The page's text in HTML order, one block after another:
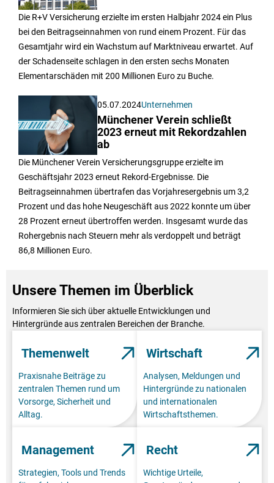
Die R+V Versicherung erzielte im ersten Halbjahr 2024 ein Plus
bei den Beitragseinnahmen von rund einem Prozent. Für das
Gesamtjahr wird ein Wachstum auf Marktniveau erwartet. Auf
der Schadenseite schlagen in den ersten sechs Monaten
Elementarschäden mit 200 Millionen Euro zu Buche.
05.07.2024Unternehmen
Münchener Verein schließt
2023 erneut mit Rekordzahlen
ab
Die Münchener Verein Versicherungsgruppe erzielte im
Geschäftsjahr 2023 erneut Rekord-Ergebnisse. Die
Beitragseinnahmen übertrafen das Vorjahresergebnis um 3,2
Prozent und das hohe Neugeschäft aus 2022 konnte um über
28 Prozent erneut übertroffen werden. Insgesamt wurde das
Rohergebnis nach Steuern mehr als verdoppelt und beträgt
86,8 Millionen Euro.
Unsere Themen im Überblick
Informieren Sie sich über aktuelle Entwicklungen und
Hintergründe aus zentralen Bereichen der Branche.
Themenwelt
Praxisnahe Beiträge zu
zentralen Themen rund um
Vorsorge, Sicherheit und
Alltag.
Wirtschaft
Analysen, Meldungen und
Hintergründe zu nationalen
und internationalen
Wirtschaftsthemen.
Management
Strategien, Tools und Trends
Recht
Wichtige Urteile,